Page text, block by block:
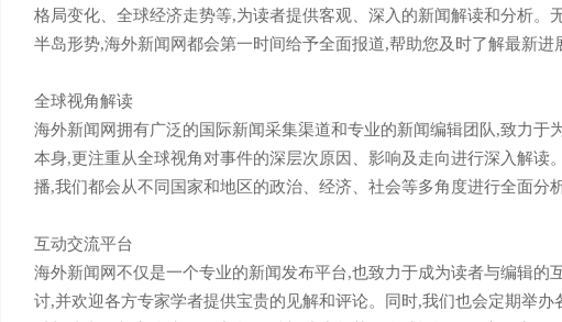
格局变化、全球经济走势等,为读者提供客观、深入的新闻解读和分析
半岛形势,海外新闻网都会第一时间给予全面报道,帮助您及时了解最新进
全球视角解读
海外新闻网拥有广泛的国际新闻采集渠道和专业的新闻编辑团队,致力
本身,更注重从全球视角对事件的深层次原因、影响及走向进行深入解
播,我们都会从不同国家和地区的政治、经济、社会等多角度进行全面分
互动交流平台
海外新闻网不仅是一个专业的新闻发布平台,也致力于成为读者与编辑
讨,并欢迎各方专家学者提供宝贵的见解和评论。同时,我们也会定期举